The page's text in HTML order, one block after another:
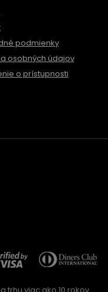
podmienky
osobných údajov
o prístupnosti